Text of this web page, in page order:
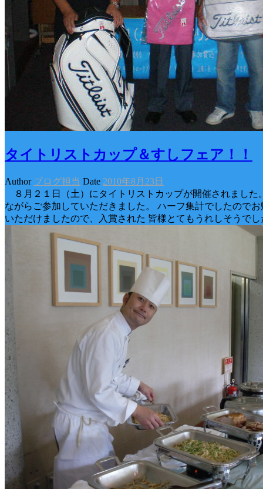
タイトリストカップ＆すしフェア！！
Author ブログ担当 Date 2010年8月23日
８月２１日（土）にタイトリストカップが開催されました
ながらご参加していただきました。 ハーフ集計でしたので
いただけましたので、入賞された 皆様とてもうれしそうでし